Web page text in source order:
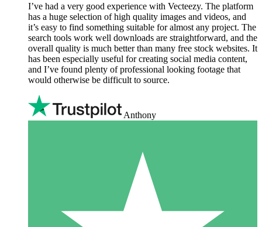
I’ve had a very good experience with Vecteezy. The platform
has a huge selection of high quality images and videos, and
it’s easy to find something suitable for almost any project. The
search tools work well downloads are straightforward, and the
overall quality is much better than many free stock websites. It
has been especially useful for creating social media content,
and I’ve found plenty of professional looking footage that
would otherwise be difficult to source.
Anthony